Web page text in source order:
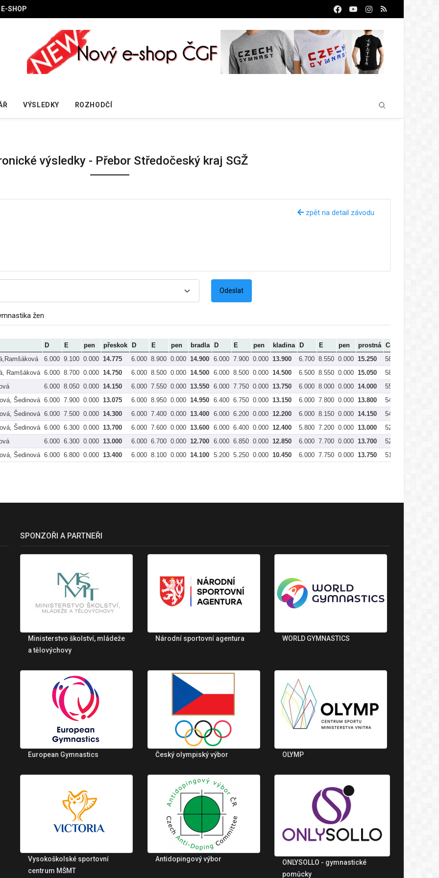
E-SHOP
VÝSLEDKY ROZHODČÍ
výsledky - Přebor Středočeský kraj SGŽ
zpět na detail závodu
žen
D E pen přeskok D E pen bradla D E pen kladina D E pen prostná Celkem
6.000 9.100 0.000 14.775 6.000 8.900 0.000 14.900 6.000 7.900 0.000 13.900 6.700 8.550 0.000 15.250
58.825
Ramšáková 6.000 8.700 0.000 14.750 6.000 8.500 0.000 14.500 6.000 8.500 0.000 14.500 6.500 8.550 0.000 15.050
58.800
6.000 8.050 0.000 14.150 6.000 7.550 0.000 13.550 6.000 7.750 0.000 13.750 6.000 8.000 0.000 14.000
55.450
Šedinová 6.000 7.900 0.000 13.075 6.000 8.950 0.000 14.950 6.400 6.750 0.000 13.150 6.000 7.800 0.000 13.800
54.975
Šedinová 6.000 7.500 0.000 14.300 6.000 7.400 0.000 13.400 6.000 6.200 0.000 12.200 6.000 8.150 0.000 14.150
54.050
Šedinová 6.000 6.300 0.000 13.700 6.000 7.600 0.000 13.600 6.000 6.400 0.000 12.400 5.800 7.200 0.000 13.000
52.700
6.000 6.300 0.000 13.000 6.000 6.700 0.000 12.700 6.000 6.850 0.000 12.850 6.000 7.700 0.000 13.700
52.250
Šedinová 6.000 6.800 0.000 13.400 6.000 8.100 0.000 14.100 5.200 5.250 0.000 10.450 6.000 7.750 0.000 13.750 51.700
SPONZOŘI A PARTNEŘI
Ministerstvo školství, mládeže
a tělovýchovy
Národní sportovní agentura WORLD GYMNASTICS
European Gymnastics Český olympiský výbor OLYMP
Vysokoškolské sportovní
centrum MŠMT
Antidopingový výbor
ONLYSOLLO - gymnastické
pomůcky